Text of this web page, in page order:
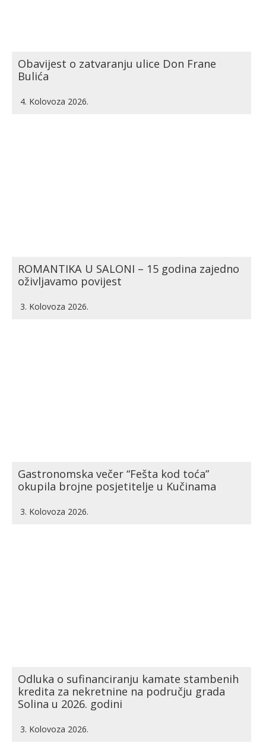
Obavijest o zatvaranju ulice Don Frane
Bulića
4. Kolovoza 2026.
ROMANTIKA U SALONI – 15 godina zajedno
oživljavamo povijest
3. Kolovoza 2026.
Gastronomska večer “Fešta kod toća”
okupila brojne posjetitelje u Kučinama
3. Kolovoza 2026.
Odluka o sufinanciranju kamate stambenih
kredita za nekretnine na području grada
Solina u 2026. godini
3. Kolovoza 2026.